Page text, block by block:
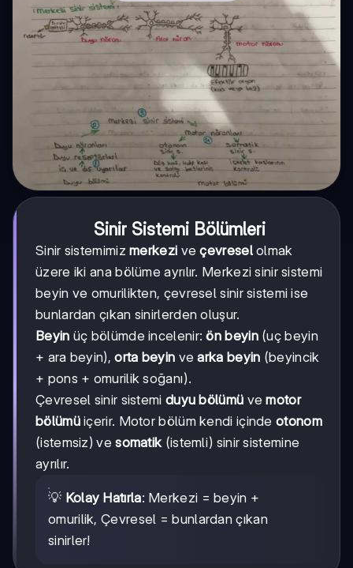
Sinir Sistemi Bölümleri
Sinir sistemimizmerkezi veçevreselolmak
üzere iki ana bölüme ayrılır. Merkezi sinir sistemi
beyin ve omurilikten, çevresel sinir sistemi ise
bunlardan çıkan sinirlerden oluşur.
Beyin üç bölümde incelenir:ön beyin(uç beyin
+ ara beyin),orta beyin vearka beyin (beyincik
+ pons + omurilik soğanı).
Çevresel sinir sistemi duyu bölümü vemotor
bölümüiçerir. Motor bölüm kendi içindeotonom
(istemsiz) vesomatik(istemli) sinir sistemine
ayrılır.
💡 Kolay Hatırla: Merkezi = beyin +
omurilik, Çevresel = bunlardan çıkan
sinirler!